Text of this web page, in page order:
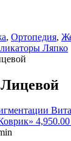
, Ортопедия,
Ляпко
4,950.00